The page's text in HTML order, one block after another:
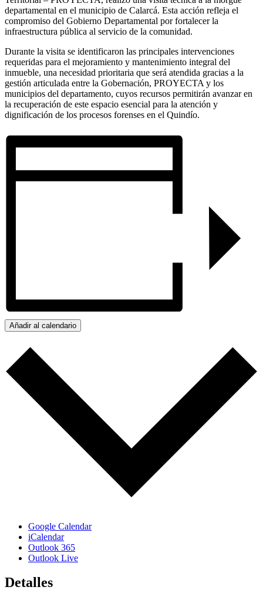
departamental en el municipio de Calarcá. Esta acción refleja el
compromiso del Gobierno Departamental por fortalecer la
infraestructura pública al servicio de la comunidad.
Durante la visita se identificaron las principales intervenciones
requeridas para el mejoramiento y mantenimiento integral del
inmueble, una necesidad prioritaria que será atendida gracias a la
gestión articulada entre la Gobernación, PROYECTA y los
municipios del departamento, cuyos recursos permitirán avanzar en
la recuperación de este espacio esencial para la atención y
dignificación de los procesos forenses en el Quindío.
Añadir al calendario
Google Calendar
iCalendar
Outlook 365
Outlook Live
Detalles